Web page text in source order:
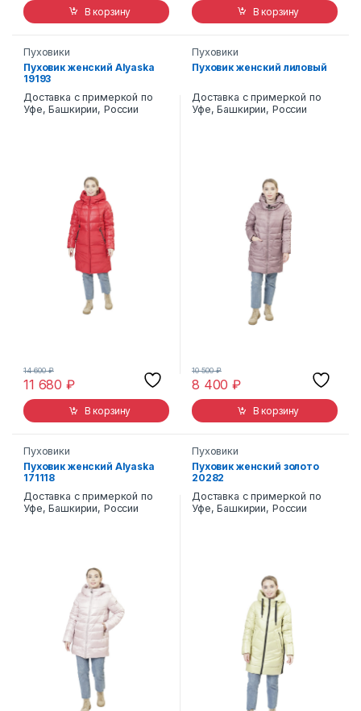
В корзину В корзину
Пуховики
Пуховик женский Alyaska
19193
Доставка с примеркой по
Уфе, Башкирии, России
11 680₽
14 600₽
В корзину
Пуховики
Пуховик женский лиловый
Доставка с примеркой по
Уфе, Башкирии, России
8 400₽
10 500₽
В корзину
Пуховики
Пуховик женский Alyaska
171118
Доставка с примеркой по
Уфе, Башкирии, России
Пуховики
Пуховик женский золото
20282
Доставка с примеркой по
Уфе, Башкирии, России